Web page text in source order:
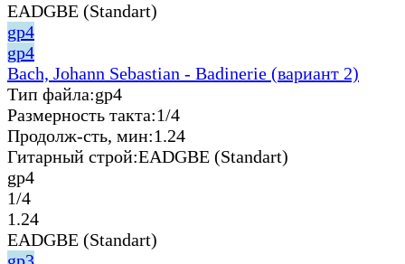
EADGBE (Standart)
gp4
gp4
Bach, Johann Sebastian - Badinerie (вариант 2)
Тип файла:gp4
Размерность такта:1/4
Продолж-сть, мин:1.24
Гитарный строй:EADGBE (Standart)
gp4
1/4
1.24
EADGBE (Standart)